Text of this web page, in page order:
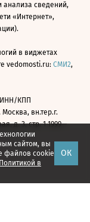
сайтом, вы
файлов cookie
Политикой в
ОК
анализа сведений,
«Интернет»,
в виджетах
vedomosti.ru: СМИ2,
ИНН/КПП
Москва, вн.тер.г.
д. 3, стр. 1 1999—